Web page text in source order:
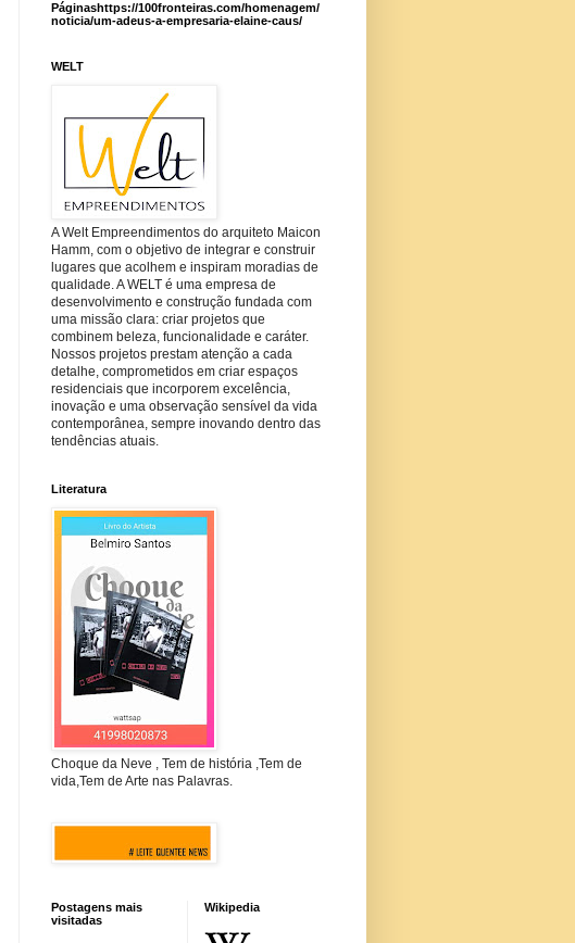
Páginashttps://100fronteiras.com/homenagem/
noticia/um-adeus-a-empresaria-elaine-caus/
WELT
A Welt Empreendimentos do arquiteto Maicon
Hamm, com o objetivo de integrar e construir
lugares que acolhem e inspiram moradias de
qualidade. A WELT é uma empresa de
desenvolvimento e construção fundada com
uma missão clara: criar projetos que
combinem beleza, funcionalidade e caráter.
Nossos projetos prestam atenção a cada
detalhe, comprometidos em criar espaços
residenciais que incorporem excelência,
inovação e uma observação sensível da vida
contemporânea, sempre inovando dentro das
tendências atuais.
Literatura
Choque da Neve , Tem de história ,Tem de
vida,Tem de Arte nas Palavras.
Postagens mais
visitadas
Wikipedia